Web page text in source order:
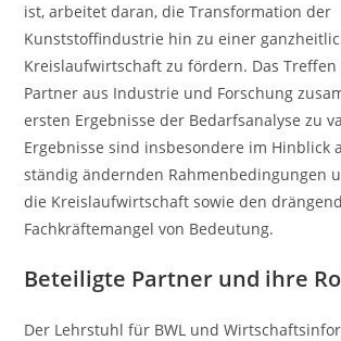
ist, arbeitet daran, die Transformation der
Kunststoffindustrie hin zu einer
Kreislaufwirtschaft zu fördern. Das
Partner aus Industrie und Forschung
ersten Ergebnisse der Bedarfsanalyse zu
Ergebnisse sind insbesondere im Hinblick
ständig ändernden Rahmenbedingungen
die Kreislaufwirtschaft sowie den
Fachkräftemangel von Bedeutung.
Beteiligte Partner und ihre
Der Lehrstuhl für BWL und